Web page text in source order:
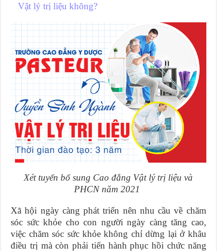
Vật lý trị liệu không?
Xét tuyển bổ sung Cao đẳng Vật lý trị liệu và
PHCN năm 2021
Xã hội ngày càng phát triển nên nhu cầu về chăm
sóc sức khỏe cho con người ngày càng tăng cao,
việc chăm sóc sức khỏe không chỉ dừng lại ở khâu
điều trị mà còn phải tiến hành phục hồi chức năng